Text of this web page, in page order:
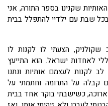
שקנינו בספר התורה, אני
בכל שבת עם ילדיי להתפלל בבית
הצעתי לו לקנות לו
לאחדות ישראל. הוא התייעץ
לקנות לעצמם אותיות ונתנו
קבלה על התרומה וחתמתי על
כשישבתי בוקר אחד בבית